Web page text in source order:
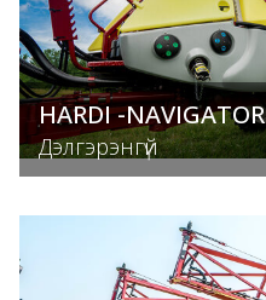
HARDI -NAVIGATOR
Дэлгэрэнгүй